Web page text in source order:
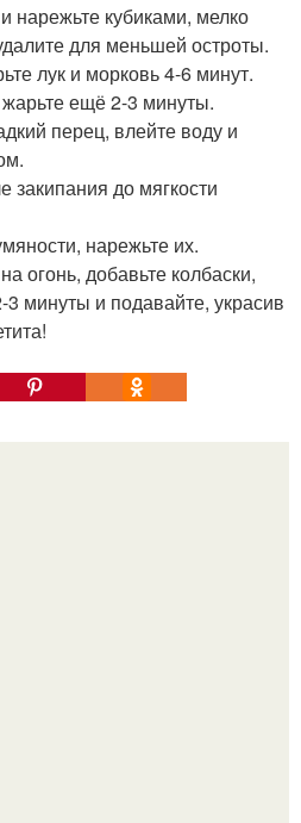
нарежьте кубиками, мелко
для меньшей остроты.
лук и морковь 4-6 минут.
ещё 2-3 минуты.
перец, влейте воду и
закипания до мягкости
нарежьте их.
огонь, добавьте колбаски,
минуты и подавайте, украсив